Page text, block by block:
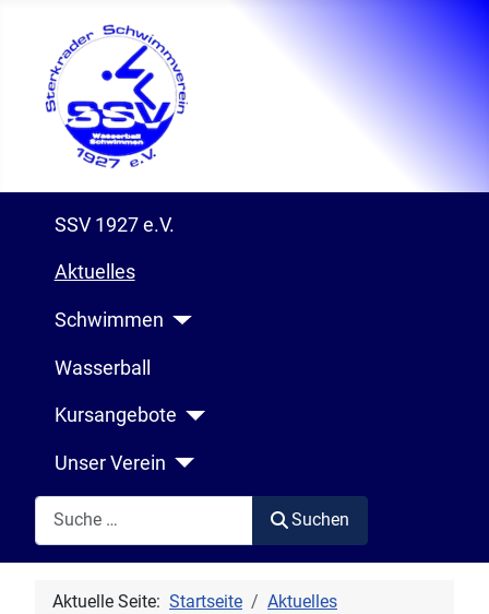
SSV 1927 e.V.
Aktuelles
Schwimmen
Wasserball
Kursangebote
Unser Verein
Suchen
Suchen
Aktuelle Seite: Startseite
Aktuelles